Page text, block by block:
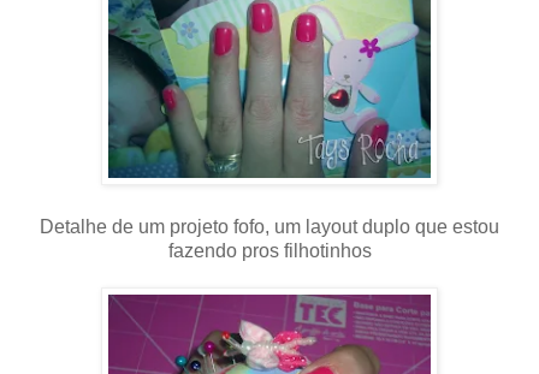
Detalhe de um projeto fofo, um layout duplo que estou
fazendo pros filhotinhos